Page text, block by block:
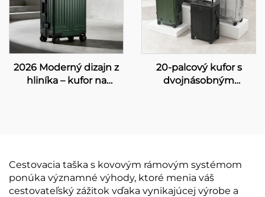
2026 Moderný dizajn z
hliníka – kufor na
20-palcový kufor s
dvojnásobným
otočným kolieskom,
úplne hliníková
batožina
Cestovacia taška s kovovým rámovým systémom
ponúka významné výhody, ktoré menia váš
cestovateľský zážitok vďaka vynikajúcej výrobe a